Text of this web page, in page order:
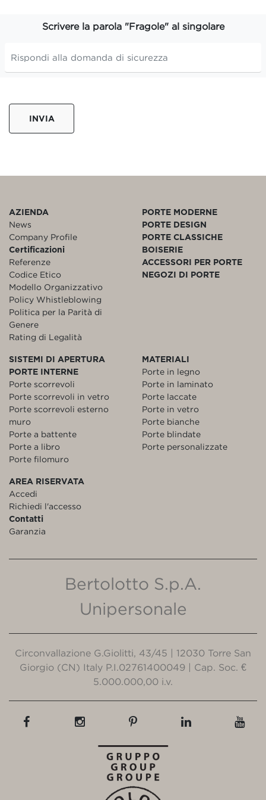
Scrivere la parola "Fragole" al singolare
INVIA
AZIENDA
News
Company Profile
Certificazioni
Referenze
Codice Etico
Modello Organizzativo
Policy Whistleblowing
Politica per la Parità di
Genere
Rating di Legalità
PORTE MODERNE
PORTE DESIGN
PORTE CLASSICHE
BOISERIE
ACCESSORI PER PORTE
NEGOZI DI PORTE
SISTEMI DI APERTURA
PORTE INTERNE
Porte scorrevoli
Porte scorrevoli in vetro
Porte scorrevoli esterno
muro
Porte a battente
Porte a libro
Porte filomuro
MATERIALI
Porte in legno
Porte in laminato
Porte laccate
Porte in vetro
Porte bianche
Porte blindate
Porte personalizzate
AREA RISERVATA
Accedi
Richiedi l'accesso
Contatti
Garanzia
Bertolotto S.p.A.
Unipersonale
Circonvallazione G.Giolitti, 43/45 | 12030 Torre San
Giorgio (CN) Italy P.I.02761400049 | Cap. Soc. €
5.000.000,00 i.v.